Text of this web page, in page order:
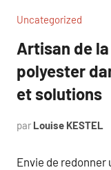
Uncategorized
Artisan de
polyester
et solutions
par Louise KESTEL
Envie de redonner